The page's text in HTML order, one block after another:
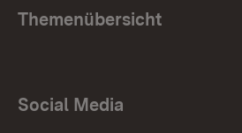
Themenübersicht
Social Media